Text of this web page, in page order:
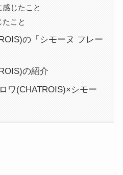
じたこと
こと
の「シモーヌ フレー
の紹介
ワ(CHATROIS)×シモー